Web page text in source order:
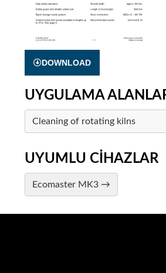
DOWNLOAD
UYGULAMA
Cleaning of rotating kilns
UYUMLU CIHAZLAR
Ecomaster MK3 →